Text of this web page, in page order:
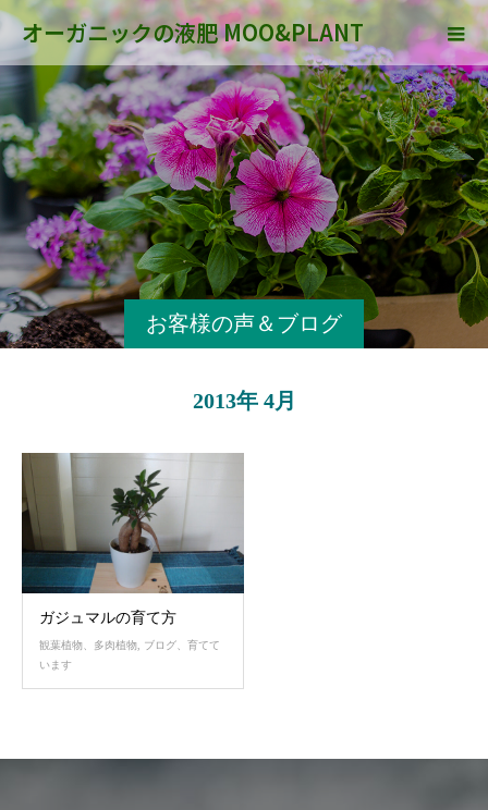
オーガニックの液肥 MOO&PLANT
お客様の声＆ブログ
2013年 4月
ガジュマルの育て方
観葉植物、多肉植物, ブログ、育てて
います